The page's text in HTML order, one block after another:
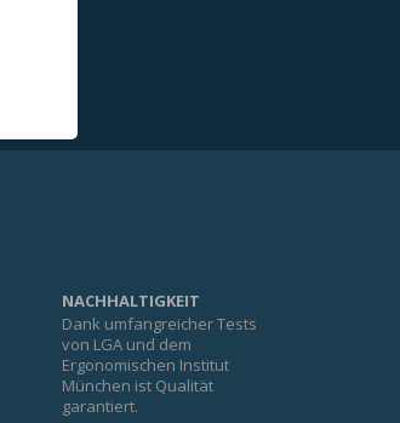
NACHHALTIGKEIT
Dank umfangreicher Tests
von LGA und dem
Ergonomischen Institut
München ist Qualität
garantiert.